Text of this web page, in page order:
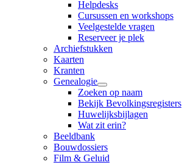
Helpdesks
Cursussen en workshops
Veelgestelde vragen
Reserveer je plek
Archiefstukken
Kaarten
Kranten
Genealogie
Zoeken op naam
Bekijk Bevolkingsregisters
Huwelijksbijlagen
Wat zit erin?
Beeldbank
Bouwdossiers
Film & Geluid